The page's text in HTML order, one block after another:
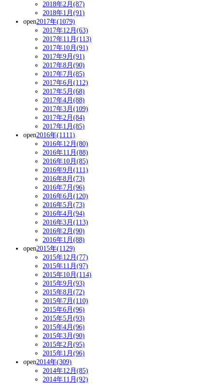
2018年2月(87)
2018年1月(91)
open2017年(1079)
2017年12月(63)
2017年11月(113)
2017年10月(91)
2017年9月(91)
2017年8月(90)
2017年7月(85)
2017年6月(112)
2017年5月(68)
2017年4月(88)
2017年3月(109)
2017年2月(84)
2017年1月(85)
open2016年(1111)
2016年12月(80)
2016年11月(88)
2016年10月(85)
2016年9月(111)
2016年8月(73)
2016年7月(96)
2016年6月(120)
2016年5月(73)
2016年4月(94)
2016年3月(113)
2016年2月(90)
2016年1月(88)
open2015年(1129)
2015年12月(77)
2015年11月(97)
2015年10月(114)
2015年9月(93)
2015年8月(72)
2015年7月(110)
2015年6月(96)
2015年5月(93)
2015年4月(96)
2015年3月(90)
2015年2月(95)
2015年1月(96)
open2014年(309)
2014年12月(85)
2014年11月(92)